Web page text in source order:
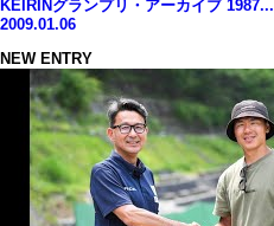
KEIRINグランプリ・アーカイブ 1987...
2009.01.06
NEW ENTRY